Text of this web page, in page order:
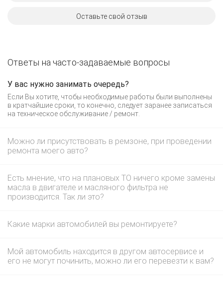
Оставьте свой отзыв
Ответы на часто-задаваемые вопросы
У вас нужно занимать очередь?
Если Вы хотите, чтобы необходимые работы были выполнены
в кратчайшие сроки, то конечно, следует заранее записаться
на техническое обслуживание / ремонт.
Можно ли присутствовать в ремзоне, при проведении
ремонта моего авто?
Есть мнение, что на плановых ТО ничего кроме замены
масла в двигателе и масляного фильтра не
производится. Так ли это?
Какие марки автомобилей вы ремонтируете?
Мой автомобиль находится в другом автосервисе и
его не могут починить, можно ли его перевезти к вам?